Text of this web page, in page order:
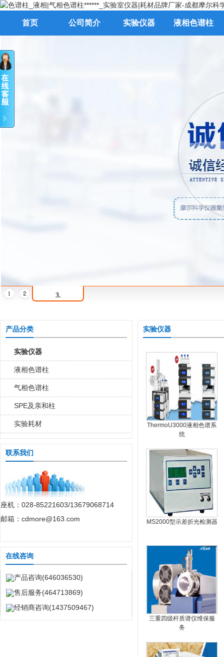
首页 公司简介 实验仪器 液相色谱柱
3.
产品分类
实验仪器
液相色谱柱
气相色谱柱
SPE及亲和柱
实验耗材
联系我们
座机：028-85221603/13679068714
邮箱：cdmore@163.com
在线咨询
产品咨询(646036530)
售后服务(464713869)
经销商咨询(1437509467)
实验仪器
ThermoU3000液相色谱系
统
MS2000型示差折光检测器
三重四级杆质谱仪维保服
务